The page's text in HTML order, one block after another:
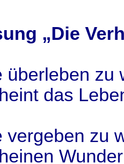
„Die
überleben zu
das
vergeben zu